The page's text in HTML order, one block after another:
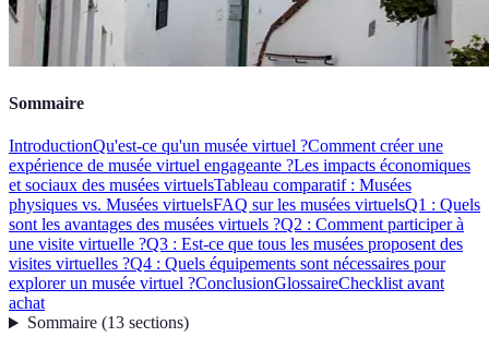
Sommaire
IntroductionQu'est-ce qu'un musée virtuel ?Comment créer une
expérience de musée virtuel engageante ?Les impacts économiques
et sociaux des musées virtuelsTableau comparatif : Musées
physiques vs. Musées virtuelsFAQ sur les musées virtuelsQ1 : Quels
sont les avantages des musées virtuels ?Q2 : Comment participer à
une visite virtuelle ?Q3 : Est-ce que tous les musées proposent des
visites virtuelles ?Q4 : Quels équipements sont nécessaires pour
explorer un musée virtuel ?ConclusionGlossaireChecklist avant
achat
Sommaire(13 sections)